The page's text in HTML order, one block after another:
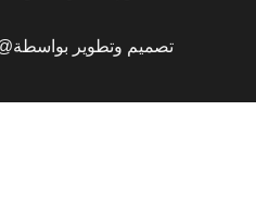
تصميم وتطوير بواسطة@ Be Digital Agency